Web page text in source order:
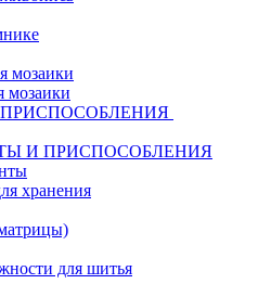
мозаики
мозаики
И ПРИСПОСОБЛЕНИЯ
хранения
для шитья